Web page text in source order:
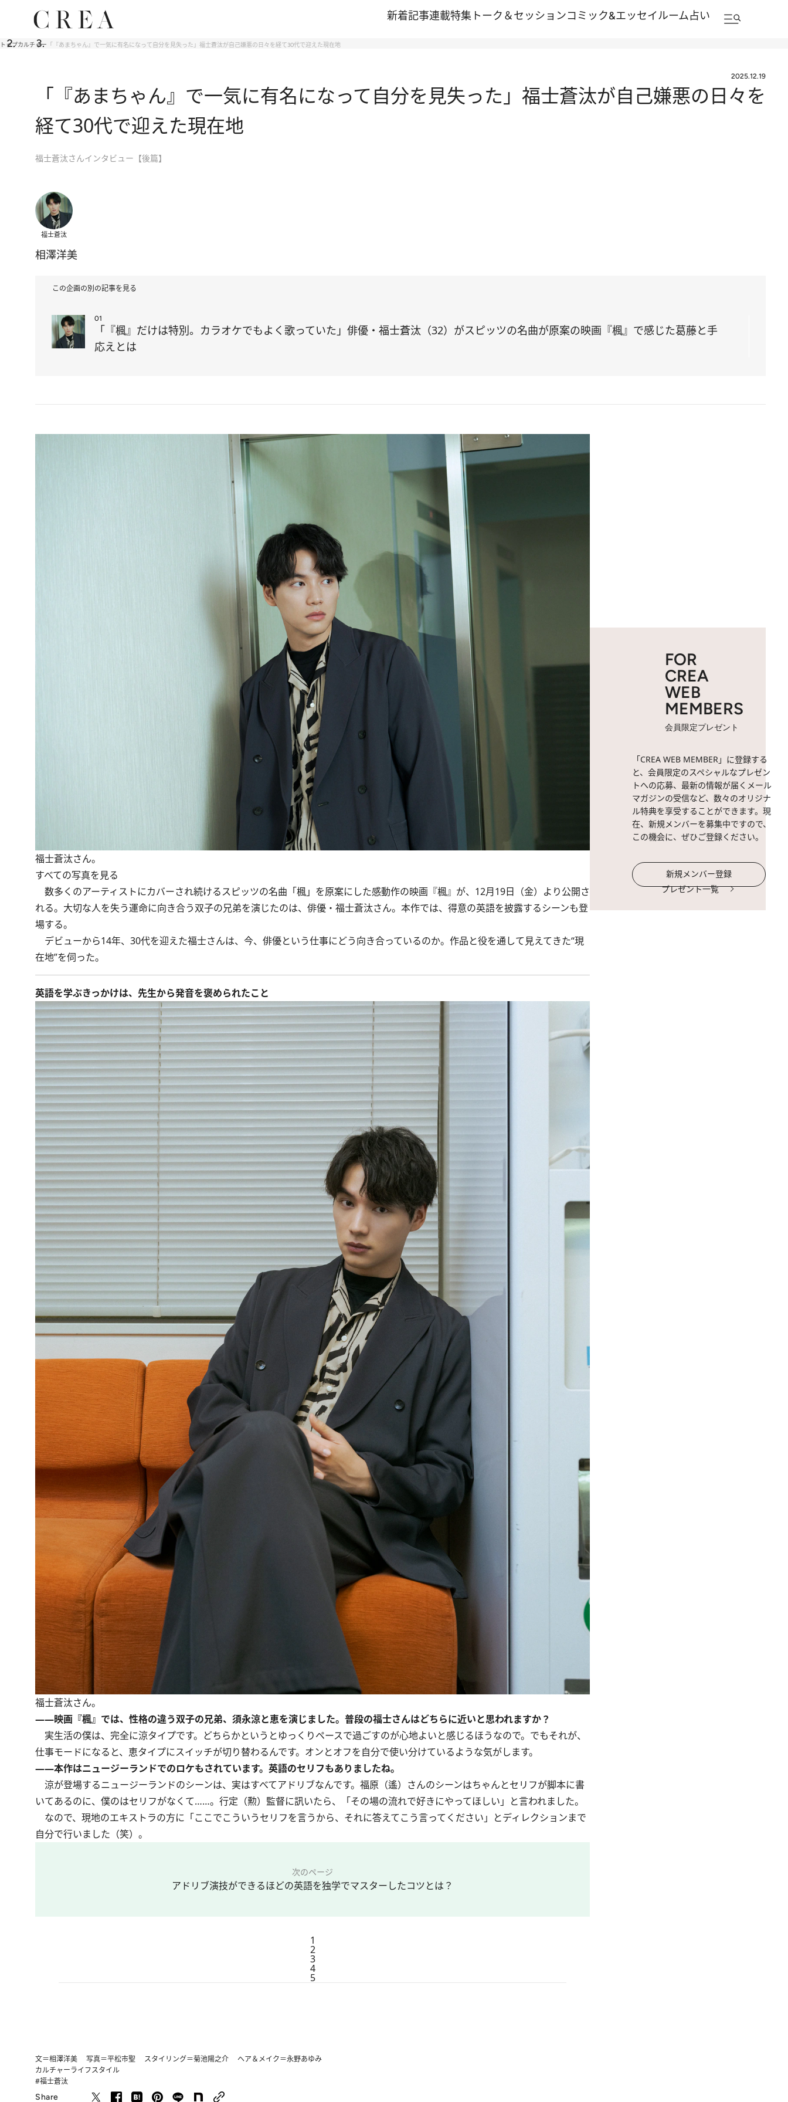
新着記事連載特集 トーク＆セッションコミック&エッセイルーム占い
トップカルチャー 「『あまちゃん』で一気に有名になって自分を見失った」福士蒼汰が自己嫌悪の日々を経て30代で迎えた現在地
2025.12.19
「『あまちゃん』で一気に有名になって自分を見失った」福士蒼汰が自己嫌悪の日々を
経て30代で迎えた現在地
福士蒼汰さんインタビュー【後篇】
福士蒼汰
相澤洋美
この企画の別の記事を見る
01
「『楓』だけは特別。カラオケでもよく歌っていた」俳優・福士蒼汰（32）がスピッツの名曲が原案の映画『楓』で感じた葛藤と手
応えとは
福士蒼汰さん。
すべての写真を見る
数多くのアーティストにカバーされ続けるスピッツの名曲「楓」を原案にした感動作の映画『楓』が、12月19日（金）より公開さ
れる。大切な人を失う運命に向き合う双子の兄弟を演じたのは、俳優・福士蒼汰さん。本作では、得意の英語を披露するシーンも登
場する。
デビューから14年、30代を迎えた福士さんは、今、俳優という仕事にどう向き合っているのか。作品と役を通して見えてきた“現
在地”を伺った。
英語を学ぶきっかけは、先生から発音を褒められたこと
福士蒼汰さん。
――映画『楓』では、性格の違う双子の兄弟、須永涼と恵を演じました。普段の福士さんはどちらに近いと思われますか？
実生活の僕は、完全に涼タイプです。どちらかというとゆっくりペースで過ごすのが心地よいと感じるほうなので。でもそれが、
仕事モードになると、恵タイプにスイッチが切り替わるんです。オンとオフを自分で使い分けているような気がします。
――本作はニュージーランドでのロケもされています。英語のセリフもありましたね。
涼が登場するニュージーランドのシーンは、実はすべてアドリブなんです。福原（遙）さんのシーンはちゃんとセリフが脚本に書
いてあるのに、僕のはセリフがなくて……。行定（勲）監督に訊いたら、「その場の流れで好きにやってほしい」と言われました。
なので、現地のエキストラの方に「ここでこういうセリフを言うから、それに答えてこう言ってください」とディレクションまで
自分で行いました（笑）。
次のページ
アドリブ演技ができるほどの英語を独学でマスターしたコツとは？
1
2
3
4
5
文＝相澤洋美 写真＝平松市聖 スタイリング＝菊池陽之介 ヘア＆メイク＝永野あゆみ
カルチャーライフスタイル
#福士蒼汰
Share
FOR
CREA
WEB
MEMBERS
会員限定プレゼント
「CREA WEB MEMBER」に登録する
と、会員限定のスペシャルなプレゼン
トへの応募、最新の情報が届くメール
マガジンの受信など、数々のオリジナ
ル特典を享受することができます。現
在、新規メンバーを募集中ですので、
この機会に、ぜひご登録ください。
新規メンバー登録
プレゼント一覧